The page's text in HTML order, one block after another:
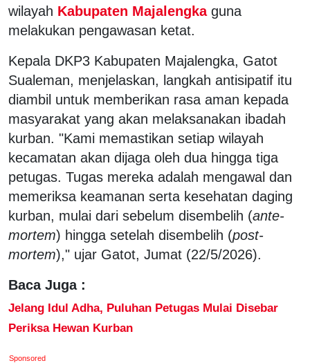
wilayah Kabupaten Majalengka guna
melakukan pengawasan ketat.
Kepala DKP3 Kabupaten Majalengka, Gatot
Sualeman, menjelaskan, langkah antisipatif itu
diambil untuk memberikan rasa aman kepada
masyarakat yang akan melaksanakan ibadah
kurban. "Kami memastikan setiap wilayah
kecamatan akan dijaga oleh dua hingga tiga
petugas. Tugas mereka adalah mengawal dan
memeriksa keamanan serta kesehatan daging
kurban, mulai dari sebelum disembelih (ante-
mortem) hingga setelah disembelih (post-
mortem)," ujar Gatot, Jumat (22/5/2026).
Baca Juga :
Jelang Idul Adha, Puluhan Petugas Mulai Disebar
Periksa Hewan Kurban
Sponsored